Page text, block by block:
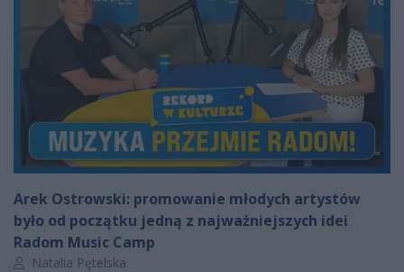
Arek Ostrowski: promowanie młodych artystów
było od początku jedną z najważniejszych idei
Radom Music Camp
Autor artykułu:
Natalia Pętelska